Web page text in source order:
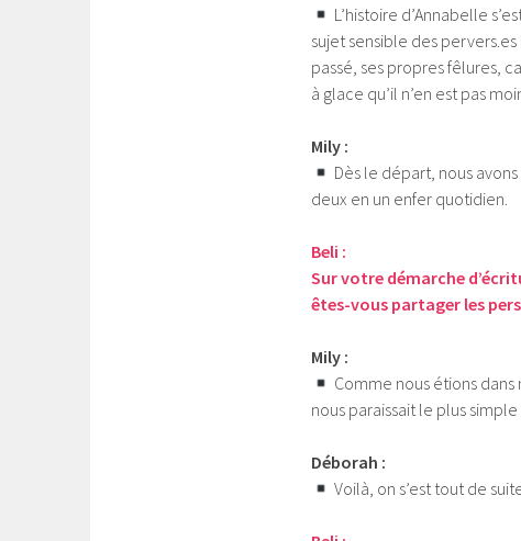
L’histoire d’Annabelle
sujet sensible des
passé, ses propres fêlures,
à glace qu’il n’en est pas
Mily :
Dès le départ, nous
deux en un enfer quotidien.
Beli :
Sur votre démarche
êtes-vous partager les
Mily :
Comme nous étions
nous paraissait le plus
Déborah :
Voilà, on s’est tout de